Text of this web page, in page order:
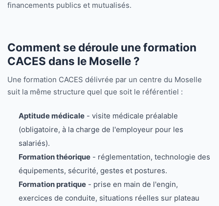
financements publics et mutualisés.
Comment se déroule une formation
CACES dans le Moselle ?
Une formation CACES délivrée par un centre du Moselle
suit la même structure quel que soit le référentiel :
Aptitude médicale- visite médicale préalable
(obligatoire, à la charge de l'employeur pour les
salariés).
Formation théorique- réglementation, technologie des
équipements, sécurité, gestes et postures.
Formation pratique- prise en main de l'engin,
exercices de conduite, situations réelles sur plateau